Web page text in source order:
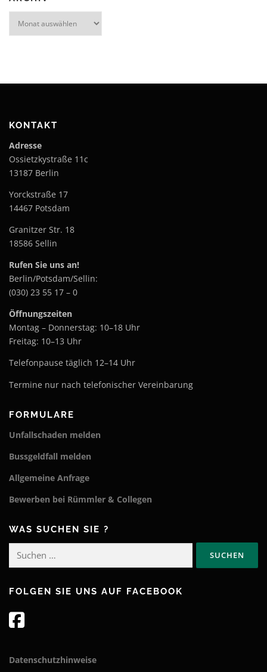
KONTAKT
Adresse
Ossietzkystraße 11c
13187 Berlin
Yorckstraße 17
14467 Potsdam
Granitzer Str. 18
18586 Sellin
Rufen Sie uns an!
Berlin/Potsdam/Sellin:
(030) 23 55 17 – 0
Öffnungszeiten
Montag – Donnerstag: 10–18 Uhr
Freitag: 10–13 Uhr
Telefonpause täglich 12–14 Uhr
Termine nur nach telefonischer Vereinbarung
FORMULARE
Unfallschaden melden
Bussgeldfall melden
Allgemeine Anfrage
Bewerben bei Rümmler & Collegen
WAS SUCHEN SIE ?
Suchen
FOLGEN SIE UNS AUF FACEBOOK
Datenschutzhinweise